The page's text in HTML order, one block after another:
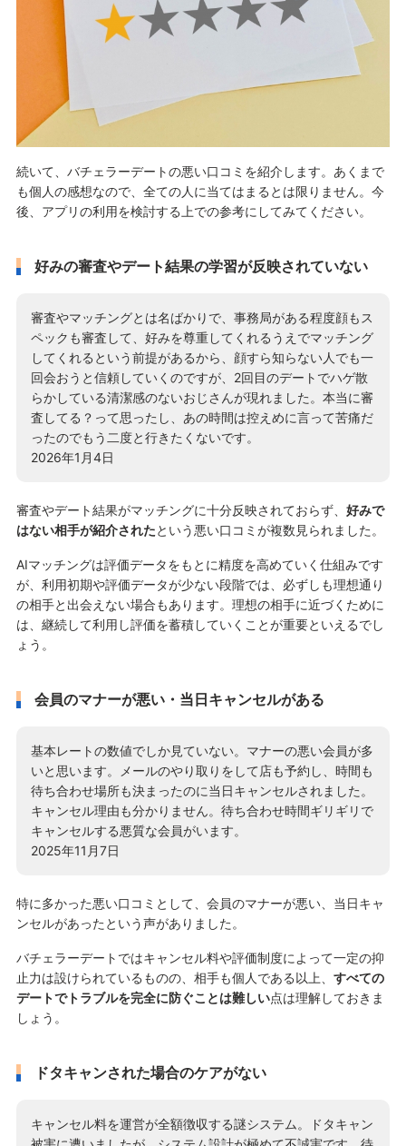
続いて、バチェラーデートの悪い口コミを紹介します。あくまで
も個人の感想なので、全ての人に当てはまるとは限りません。今
後、アプリの利用を検討する上での参考にしてみてください。
好みの審査やデート結果の学習が反映されていない
審査やマッチングとは名ばかりで、事務局がある程度顔もス
ペックも審査して、好みを尊重してくれるうえでマッチング
してくれるという前提があるから、顔すら知らない人でも一
回会おうと信頼していくのですが、2回目のデートでハゲ散
らかしている清潔感のないおじさんが現れました。本当に審
査してる？って思ったし、あの時間は控えめに言って苦痛だ
ったのでもう二度と行きたくないです。
2026年1月4日
審査やデート結果がマッチングに十分反映されておらず、 好みで
はない相手が紹介されたという悪い口コミが複数見られました。
AIマッチングは評価データをもとに精度を高めていく仕組みです
が、利用初期や評価データが少ない段階では、必ずしも理想通り
の相手と出会えない場合もあります。理想の相手に近づくために
は、継続して利用し評価を蓄積していくことが重要といえるでし
ょう。
会員のマナーが悪い・当日キャンセルがある
基本レートの数値でしか見ていない。マナーの悪い会員が多
いと思います。メールのやり取りをして店も予約し、時間も
待ち合わせ場所も決まったのに当日キャンセルされました。
キャンセル理由も分かりません。待ち合わせ時間ギリギリで
キャンセルする悪質な会員がいます。
2025年11月7日
特に多かった悪い口コミとして、会員のマナーが悪い、当日キャ
ンセルがあったという声がありました。
バチェラーデートではキャンセル料や評価制度によって一定の抑
止力は設けられているものの、相手も個人である以上、 すべての
デートでトラブルを完全に防ぐことは難しい点は理解しておきま
しょう。
ドタキャンされた場合のケアがない
キャンセル料を運営が全額徴収する謎システム。ドタキャン